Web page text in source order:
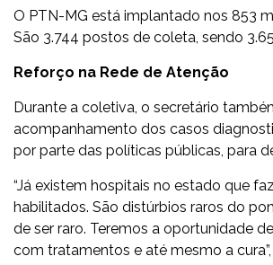
O PTN-MG está implantado nos 853
São 3.744 postos de coleta, sendo
Reforço na Rede de Atenção
Durante a coletiva, o secretário
acompanhamento dos casos
por parte das políticas públicas, para
“Já existem hospitais no estado que
habilitados. São distúrbios raros do
de ser raro. Teremos a oportunidade
com tratamentos e até mesmo a